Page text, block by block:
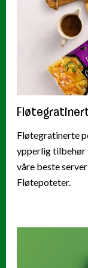
Fløtegratinerte
ypperlig tilbehør
våre beste
Fløtepoteter.